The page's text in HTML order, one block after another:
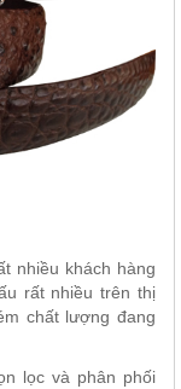
nhiều khách hàng
rất nhiều trên thị
chất lượng đang
lọc và phân phối